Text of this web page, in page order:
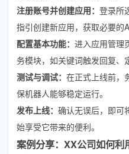
注册账号并创建应用： 登录所
指引创建新应用，获取必要的
配置基本功能： 进入应用管理
务模块，如关键词触发回复、
测试与调试： 在正式上线前，
保机器人能够稳定运行。
发布上线： 确认无误后，即可
始享受它带来的便利。
案例分享：XX公司如何利